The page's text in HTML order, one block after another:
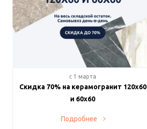
c 1 марта
Скидка 70% на керамогранит 120х60
и 60х60
Подробнее